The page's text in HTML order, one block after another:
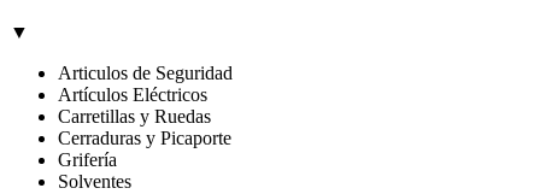
▼
Articulos de Seguridad
Artículos Eléctricos
Carretillas y Ruedas
Cerraduras y Picaporte
Grifería
Solventes